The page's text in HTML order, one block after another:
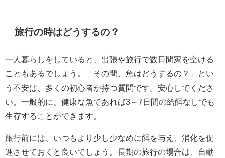
旅行の時はどうするの？
一人暮らしをしていると、出張や旅行で数日間家を空ける
こともあるでしょう。「その間、魚はどうするの？」とい
う不安は、多くの初心者が持つ質問です。安心してくださ
い。一般的に、健康な魚であれば3～7日間の給餌なしでも
生存することができます。
旅行前には、いつもより少し少なめに餌を与え、消化を促
進させておくと良いでしょう。長期の旅行の場合は、自動